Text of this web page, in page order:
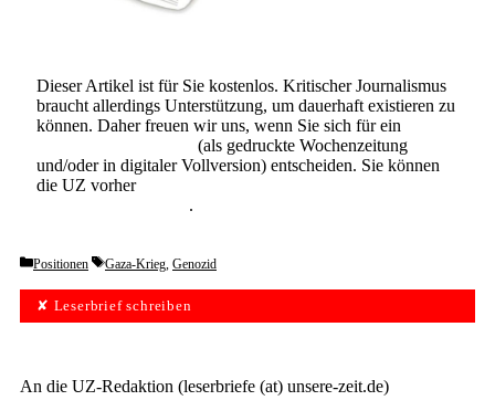
Dieser Artikel ist für Sie kostenlos. Kritischer Journalismus
braucht allerdings Unterstützung, um dauerhaft existieren zu
können. Daher freuen wir uns, wenn Sie sich für ein
(als gedruckte Wochenzeitung
und/oder in digitaler Vollversion) entscheiden. Sie können
die UZ vorher
.
Categories
Positionen Tags
Gaza-Krieg, Genozid
✘ Leserbrief schreiben
An die UZ-Redaktion (leserbriefe (at) unsere-zeit.de)